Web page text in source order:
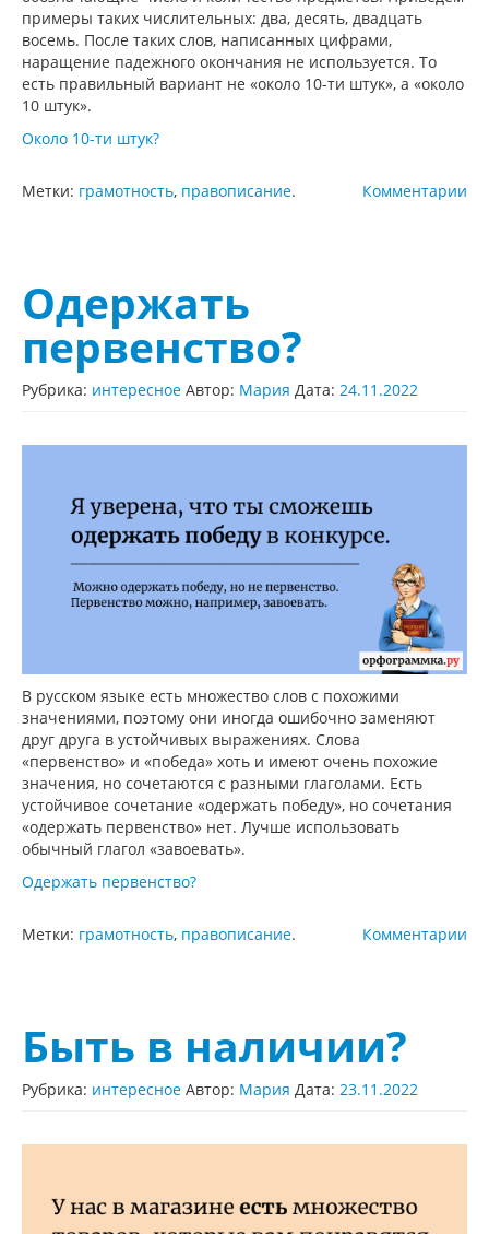
примеры таких числительных: два, десять, двадцать
восемь. После таких слов, написанных цифрами,
наращение падежного окончания не используется. То
есть правильный вариант не «около 10-ти штук», а «около
10 штук».
Около 10-ти штук?
Комментарии
Метки: грамотность, правописание.
Одержать
первенство?
Рубрика: интересное Автор: Мария Дата: 24.11.2022
В русском языке есть множество слов с похожими
значениями, поэтому они иногда ошибочно заменяют
друг друга в устойчивых выражениях. Слова
«первенство» и «победа» хоть и имеют очень похожие
значения, но сочетаются с разными глаголами. Есть
устойчивое сочетание «одержать победу», но сочетания
«одержать первенство» нет. Лучше использовать
обычный глагол «завоевать».
Одержать первенство?
Комментарии
Метки: грамотность, правописание.
Быть в наличии?
Рубрика: интересное Автор: Мария Дата: 23.11.2022